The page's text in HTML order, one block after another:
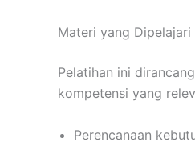
Materi yang Dipelajari
Pelatihan ini
kompetensi yang
Perencanaan